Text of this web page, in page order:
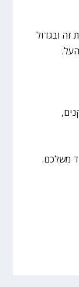
זה ובגדול
משלכם.